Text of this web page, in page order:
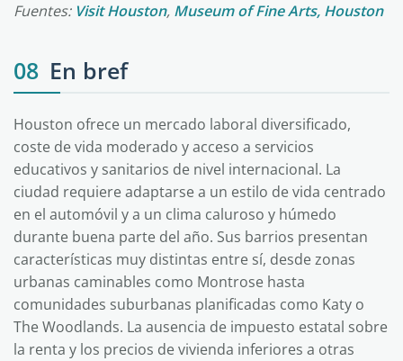
Fuentes: Visit Houston, Museum of Fine Arts, Houston
08 En bref
Houston ofrece un mercado laboral diversificado,
coste de vida moderado y acceso a servicios
educativos y sanitarios de nivel internacional. La
ciudad requiere adaptarse a un estilo de vida centrado
en el automóvil y a un clima caluroso y húmedo
durante buena parte del año. Sus barrios presentan
características muy distintas entre sí, desde zonas
urbanas caminables como Montrose hasta
comunidades suburbanas planificadas como Katy o
The Woodlands. La ausencia de impuesto estatal sobre
la renta y los precios de vivienda inferiores a otras